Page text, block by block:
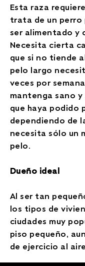
Esta raza
trata de un perro
ser alimentado y
Necesita cierta
que si no tiende
pelo largo
veces por
mantenga sano
que haya podido
dependiendo de
necesita sólo un
pelo.
Dueño ideal
Al ser tan
los tipos de
ciudades muy
piso pequeño,
de ejercicio al